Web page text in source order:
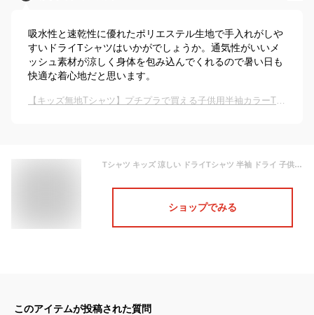
吸水性と速乾性に優れたポリエステル生地で手入れがしや
すいドライTシャツはいかがでしょうか。通気性がいいメ
ッシュ素材が涼しく身体を包み込んでくれるので暑い日も
快適な着心地だと思います。
【キッズ無地Tシャツ】プチプラで買える子供用半袖カラーTシャツは？
Tシャツ キッズ 涼しい ドライTシャツ 半袖 ドライ 子供 グリマー ポリエステル 体育服 体操着 白 小学生 制服 通販 学生服 シャツ 運動着 通学用 小学生 学校用 通販 安い 小学生用 学校用 パジャマ 小学校
ショップでみる
このアイテムが投稿された質問